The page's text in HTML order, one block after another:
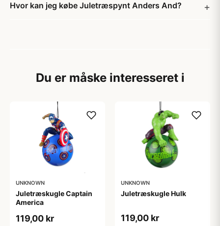
Hvor kan jeg købe Juletræspynt Anders And?
Du er måske interesseret i
UNKNOWN
Juletræskugle Captain
America
119,00 kr
UNKNOWN
Juletræskugle Hulk
119,00 kr